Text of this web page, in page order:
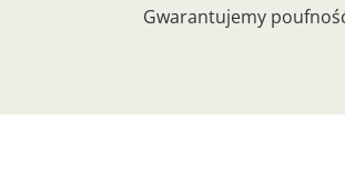
Gwarantujemy